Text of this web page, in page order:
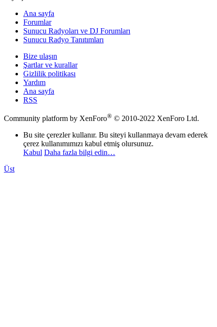
Ana sayfa
Forumlar
Sunucu Radyoları ve DJ Forumları
Sunucu Radyo Tanıtımları
Bize ulaşın
Şartlar ve kurallar
Gizlilik politikası
Yardım
Ana sayfa
RSS
Community platform by XenForo® © 2010-2022 XenForo Ltd.
Bu site çerezler kullanır. Bu siteyi kullanmaya devam ederek
çerez kullanımımızı kabul etmiş olursunuz.
Kabul Daha fazla bilgi edin…
Üst